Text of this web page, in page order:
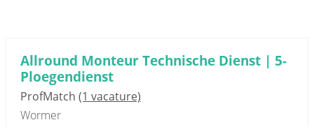
Allround Monteur Technische Dienst | 5-
Ploegendienst
ProfMatch (1 vacature)
Wormer